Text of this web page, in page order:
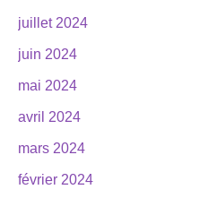
juillet 2024
juin 2024
mai 2024
avril 2024
mars 2024
février 2024